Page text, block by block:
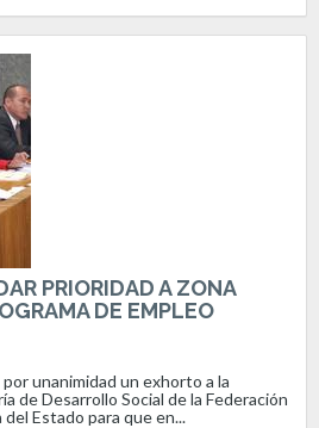
PRIORIDAD A ZONA
DE EMPLEO
unanimidad un exhorto a la
de Desarrollo Social de la Federación
Estado para que en...